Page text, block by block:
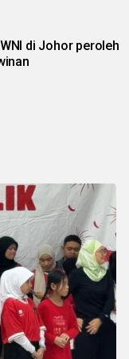
di Johor peroleh